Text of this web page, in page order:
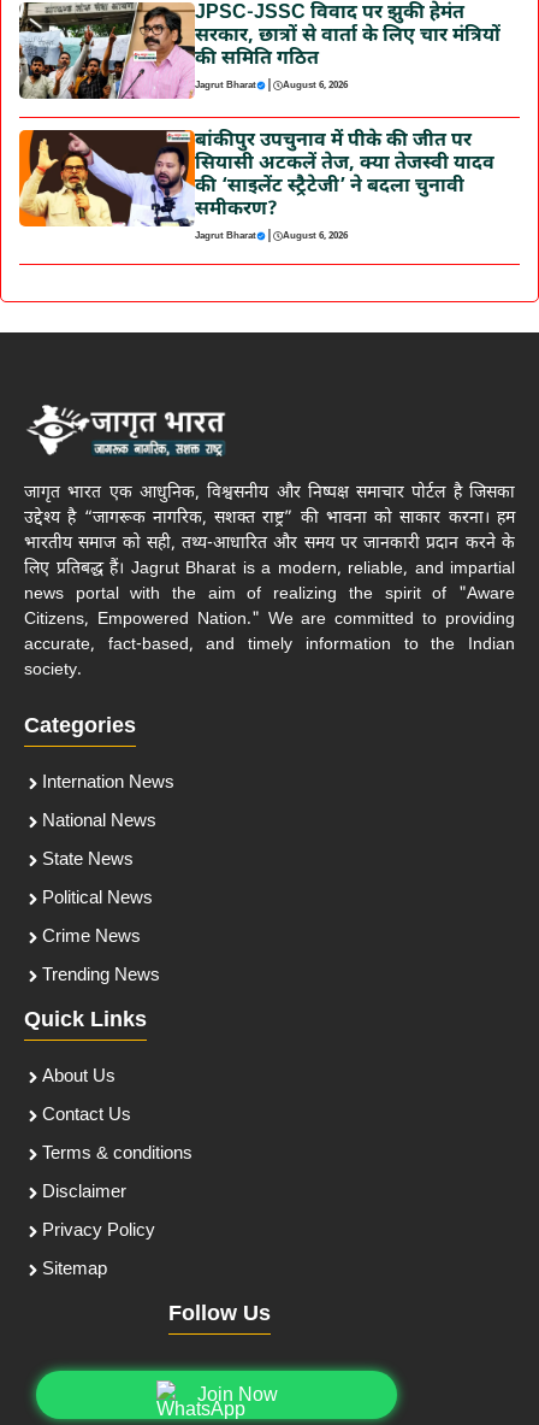
JPSC-JSSC विवाद पर झुकी हेमंत
सरकार, छात्रों से वार्ता के लिए चार मंत्रियों
की समिति गठित
Jagrut Bharat | August 6, 2026
बांकीपुर उपचुनाव में पीके की जीत पर
सियासी अटकलें तेज, क्या तेजस्वी यादव
की ‘साइलेंट स्ट्रैटेजी’ ने बदला चुनावी
समीकरण?
Jagrut Bharat | August 6, 2026
जागृत भारत एक आधुनिक, विश्वसनीय और निष्पक्ष समाचार पोर्टल है जिसका
उद्देश्य है “जागरूक नागरिक, सशक्त राष्ट्र” की भावना को साकार करना। हम
भारतीय समाज को सही, तथ्य-आधारित और समय पर जानकारी प्रदान करने के
लिए प्रतिबद्ध हैं। Jagrut Bharat is a modern, reliable, and impartial
news portal with the aim of realizing the spirit of "Aware
Citizens, Empowered Nation." We are committed to providing
accurate, fact-based, and timely information to the Indian
society.
Categories
Internation News
National News
State News
Political News
Crime News
Trending News
Quick Links
About Us
Contact Us
Terms & conditions
Disclaimer
Privacy Policy
Sitemap
Follow Us
Join Now